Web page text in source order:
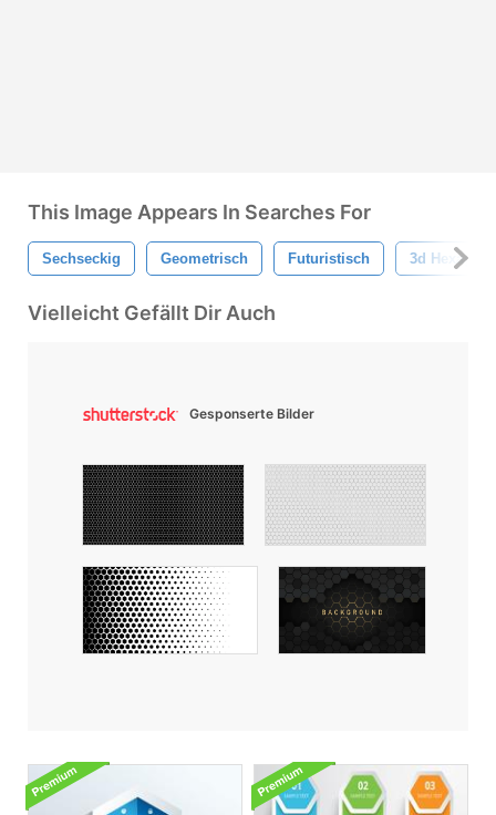
This Image Appears In Searches For
Sechseckig Geometrisch Futuristisch 3d
Vielleicht Gefällt Dir Auch
Gesponserte Bilder